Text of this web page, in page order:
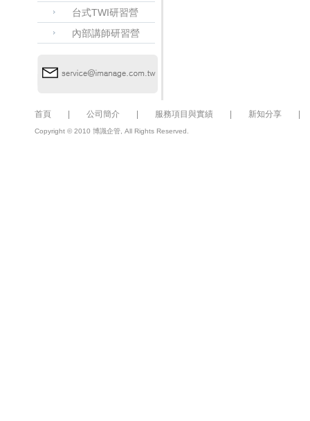
台式TWI研習營
內部講師研習營
首頁 公司簡介 服務項目與實績 新知分享
Copyright © 2010 博識企管, All Rights Reserved.